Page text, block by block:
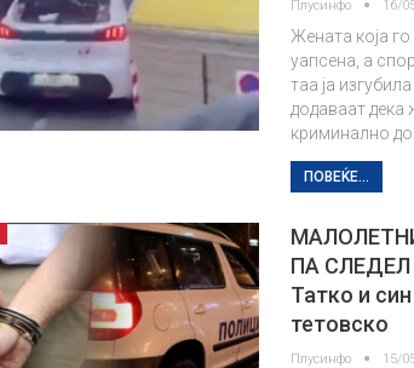
Плусинфо 16/
Жената која
уапсена, а
таа ја
додаваат дека
криминално
ПОВЕЌЕ...
ПА
Татко и
тетовско
Плусинфо 15/